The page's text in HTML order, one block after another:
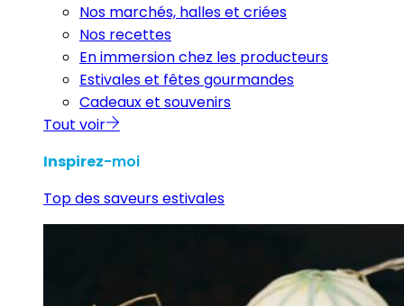
Nos marchés, halles et criées
Nos recettes
En immersion chez les producteurs
Estivales et fêtes gourmandes
Cadeaux et souvenirs
Tout voir
Inspirez-moi
Top des saveurs estivales